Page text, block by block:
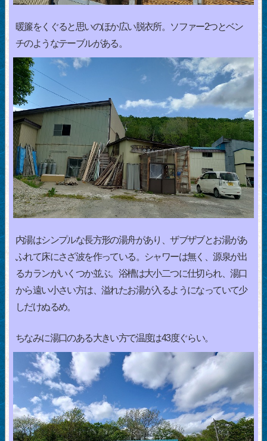
暖簾をくぐると思いのほか広い脱衣所。ソファー2つとベン
チのようなテーブルがある。
内湯はシンプルな長方形の湯舟があり、ザブザブとお湯があ
ふれて床にさざ波を作っている。シャワーは無く、源泉が出
るカランがいくつか並ぶ。浴槽は大小二つに仕切られ、湯口
から遠い小さい方は、溢れたお湯が入るようになっていて少
しだけぬるめ。
ちなみに湯口のある大きい方で温度は43度ぐらい。